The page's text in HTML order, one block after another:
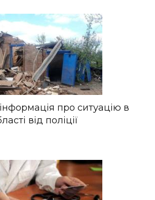
про ситуацію в
від поліції